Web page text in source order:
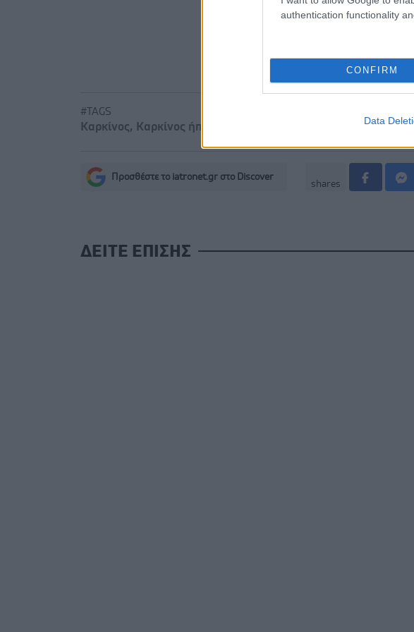
authentication functionality
CONFIRM
Data
περισσότερο τις οθόνες
#TAGS
Καρκίνος, Καρκίνος ήπατος - συκωτιού
Προσθέστε το iatronet.gr στο Discover
shares
ΔΕΙΤΕ ΕΠΙΣΗΣ